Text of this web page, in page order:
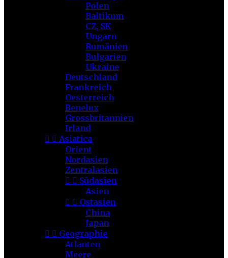
Polen
Baltikum
CZ, SK
Ungarn
Rumänien
Bulgarien
Ukraine
Deutschland
Frankreich
Oesterreich
Benelux
Grossbritannien
Irland
  Asiatica
Orient
Nordasien
Zentralasien
  Südasien
Asien
  Ostasien
China
Japan
  Geographie
Atlanten
Meere